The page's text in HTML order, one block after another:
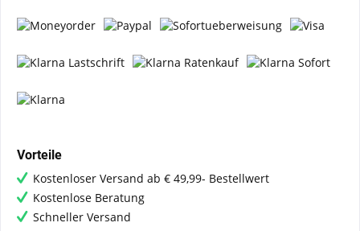
Vorteile
Kostenloser Versand ab € 49,99- Bestellwert
Kostenlose Beratung
Schneller Versand